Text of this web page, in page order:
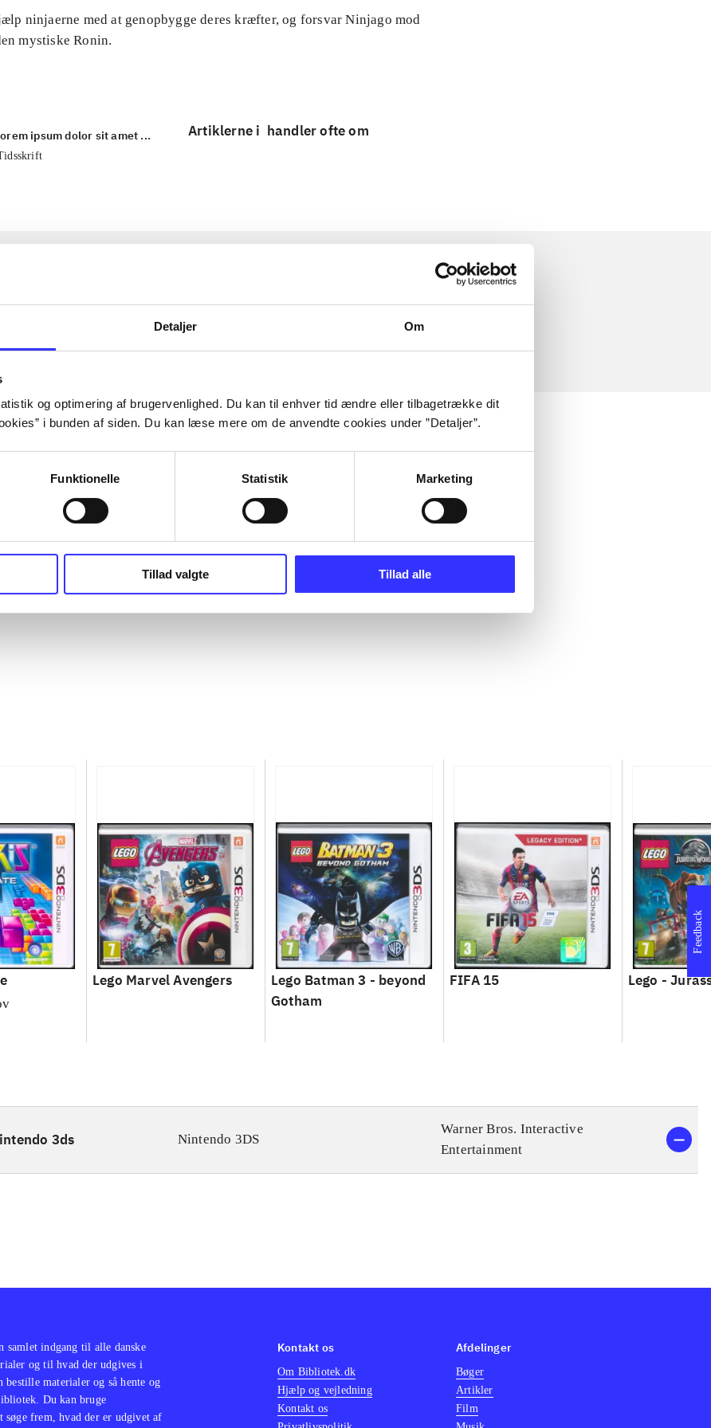
Detaljer Om
og optimering af brugervenlighed. Du kan til enhver tid ændre eller tilbagetrække dit
i bunden af siden. Du kan læse mere om de anvendte cookies under ”Detaljer”.
Funktionelle Statistik Marketing
Tillad valgte Tillad alle
ninjaerne med at genopbygge deres kræfter, og forsvar Ninjago mod
mystiske Ronin.
ipsum dolor sit amet ... Artiklerne i handler ofte om
Lego Marvel Avengers
Lego Batman 3 - beyond
Gotham
FIFA 15 Lego -
3ds Nintendo 3DS
Warner Bros. Interactive
Entertainment
Feedback
samlet indgang til alle danske
og til hvad der udgives i
bestille materialer og så hente og
Du kan bruge
frem, hvad der er udgivet af
Kontakt os
Om Bibliotek.dk
Hjælp og vejledning
Kontakt os
Afdelinger
Bøger
Artikler
Film